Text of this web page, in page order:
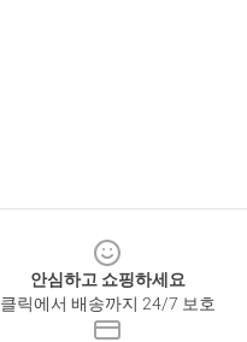
안심하고 쇼핑하세요
클릭에서 배송까지 24/7 보호